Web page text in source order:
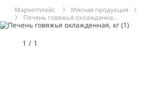
Маркетплейс Мясная продукция
Печень говяжья охлажденная, кг
1 / 1